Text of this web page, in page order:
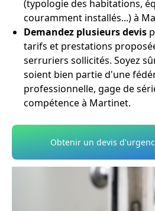
(typologie des habitations,
couramment installés...) à
Demandez plusieurs devis
tarifs et prestations
serruriers sollicités. Soyez
soient bien partie d'une
professionnelle, gage de
compétence à Martinet.
Obtenir un devis